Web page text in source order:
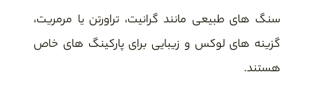
سنگ های طبیعی مانند گرانیت، تراورتن یا مرمریت،
گزینه های لوکس و زیبایی برای پارکینگ های خاص
هستند.